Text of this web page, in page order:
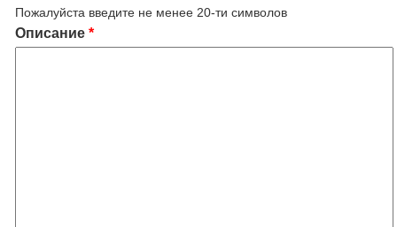
Пожалуйста введите не менее 20-ти символов
Описание *